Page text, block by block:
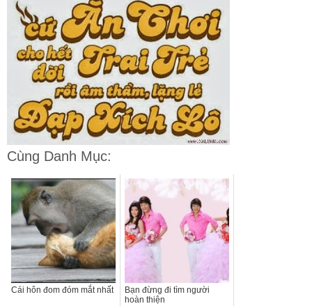
Cùng Danh Mục:
Cái hôn đom đóm mắt nhất
Bạn đừng đi tìm người
hoàn thiện